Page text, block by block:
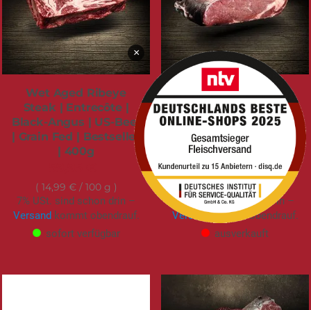
Wet Aged Ribeye
Steak | Entrecôte |
Black-Angus | US-Beef
| Grain Fed | Bestseller
| 400g
14,99 €/ 100 g
7% USt. sind schon drin –
Versandkommt obendrauf.
sofort verfügbar
Aqua Aged Ribeye |
Entrecôte am Stück |
Simmentaler Rind |
Deutschland | 21 Tage
gereift | 1.000g
59,95 €
6,00 €/ 100 g
7% USt. sind schon drin –
Versandkommt obendrauf.
ausverkauft
×